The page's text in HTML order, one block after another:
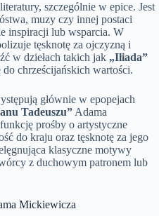
szczególnie w epice. Jest
muzy czy innej postaci
inspiracji lub wsparcia. W
tęsknotę za ojczyzną i
w dziełach takich jak „Iliada”
do chrześcijańskich wartości.
głównie w epopejach
Tadeuszu” Adama
prośby o artystyczne
do kraju oraz tęsknotę za jego
klasyczne motywy
z duchowym patronem lub
Mickiewicza